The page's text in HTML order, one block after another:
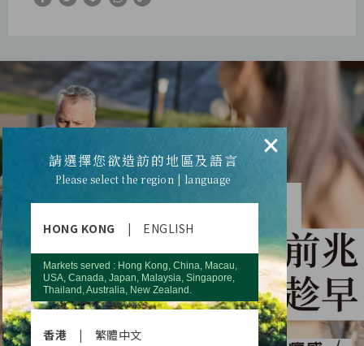
×
請選擇您欲造訪的地區及語言
Please select the region | language
HONG KONG | ENGLISH
Markets served : Hong Kong, China, Macau,
USA, Canada, Japan, Malaysia, Singapore,
Thailand, Australia, New Zealand.
香港 | 繁體中文